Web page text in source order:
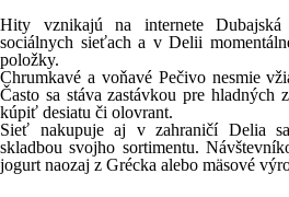
Hity vznikajú na internete
sociálnych sieťach a v Delii
položky.
Chrumkavé a voňavé Pečivo nesmie
Často sa stáva zastávkou pre hladných
kúpiť desiatu či olovrant.
Sieť nakupuje aj v zahraničí Delia
skladbou svojho sortimentu.
jogurt naozaj z Grécka alebo mäsové